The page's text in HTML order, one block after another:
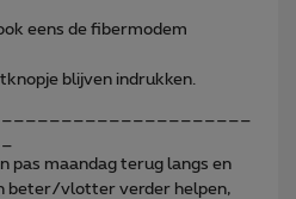
eens de fibermodem
blijven indrukken.
pas maandag terug langs en
beter/vlotter verder helpen,